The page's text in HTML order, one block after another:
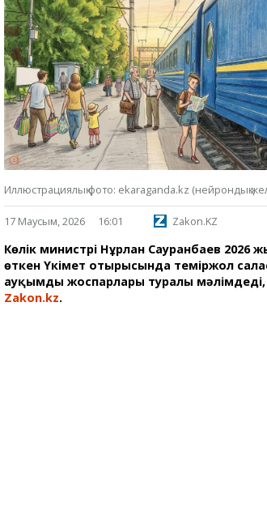
Тығындар
Қарағанды Картасы
Ұйымдар
Менің учаскелік
Жолдарды жабу
Теміртау
Балқаш
Жезқазған
Қызметтер
Аудармашы
Анықтамалық
КӨЛІК КЕСТЕСІ
Автобус
Төтенше
қызметі
Компаниялар
Шиналарды сатып
алыңыз, оңай!
Иллюстрациялық фото: ekaraganda.kz (нейрондық
17 Маусым, 2026 16:01 Zakon.KZ
Көлік министрі Нұрлан Сауранбаев 2026
өткен Үкімет отырысында теміржол
ауқымды жоспарлары туралы
Zakon.kz.